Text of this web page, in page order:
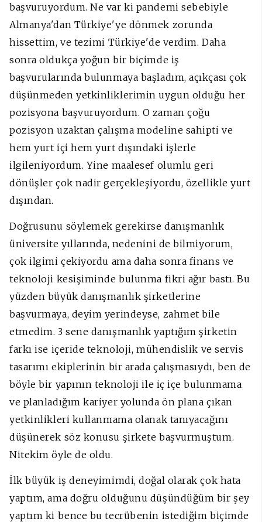
başvuruyordum. Ne var ki pandemi sebebiyle
Almanya'dan Türkiye'ye dönmek zorunda
hissettim, ve tezimi Türkiye'de verdim. Daha
sonra oldukça yoğun bir biçimde iş
başvurularında bulunmaya başladım, açıkçası çok
düşünmeden yetkinliklerimin uygun olduğu her
pozisyona başvuruyordum. O zaman çoğu
pozisyon uzaktan çalışma modeline sahipti ve
hem yurt içi hem yurt dışındaki işlerle
ilgileniyordum. Yine maalesef olumlu geri
dönüşler çok nadir gerçekleşiyordu, özellikle yurt
dışından.
Doğrusunu söylemek gerekirse danışmanlık
üniversite yıllarında, nedenini de bilmiyorum,
çok ilgimi çekiyordu ama daha sonra finans ve
teknoloji kesişiminde bulunma fikri ağır bastı. Bu
yüzden büyük danışmanlık şirketlerine
başvurmaya, deyim yerindeyse, zahmet bile
etmedim. 3 sene danışmanlık yaptığım şirketin
farkı ise içeride teknoloji, mühendislik ve servis
tasarımı ekiplerinin bir arada çalışmasıydı, ben de
böyle bir yapının teknoloji ile iç içe bulunmama
ve planladığım kariyer yolunda ön plana çıkan
yetkinlikleri kullanmama olanak tanıyacağını
düşünerek söz konusu şirkete başvurmuştum.
Nitekim öyle de oldu.
İlk büyük iş deneyimimdi, doğal olarak çok hata
yaptım, ama doğru olduğunu düşündüğüm bir şey
yaptım ki bence bu tecrübenin istediğim biçimde